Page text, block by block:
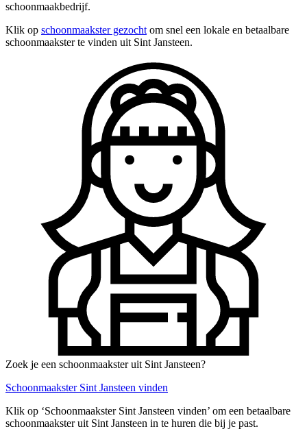
schoonmaakbedrijf.
Klik op schoonmaakster gezocht om snel een lokale en betaalbare
schoonmaakster te vinden uit Sint Jansteen.
Zoek je een schoonmaakster uit Sint Jansteen?
Schoonmaakster Sint Jansteen vinden
Klik op ‘Schoonmaakster Sint Jansteen vinden’ om een betaalbare
schoonmaakster uit Sint Jansteen in te huren die bij je past.